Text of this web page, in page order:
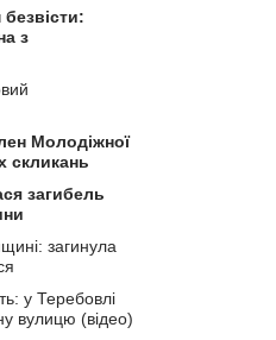
з
Молодіжної
скликань
загибель
загинула
у Теребовлі
вулицю (відео)